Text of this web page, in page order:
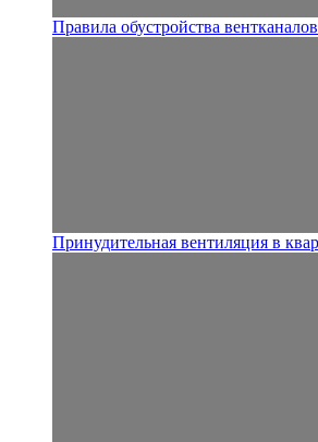
Правила обустройства вентканалов
Принудительная вентиляция в